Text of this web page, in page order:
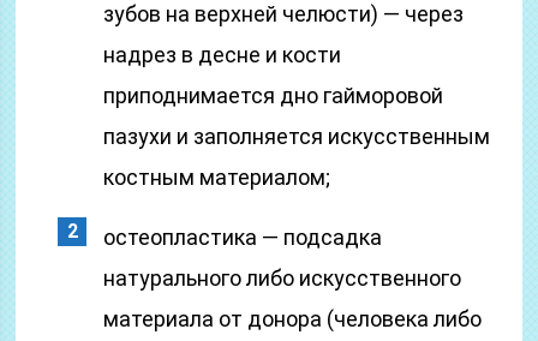
зубов на верхней челюсти) — через
надрез в десне и кости
приподнимается дно гайморовой
пазухи и заполняется искусственным
костным материалом;
остеопластика — подсадка
натурального либо искусственного
материала от донора (человека либо